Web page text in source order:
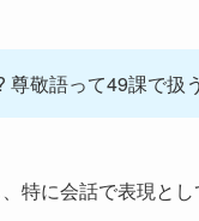
尊敬語って49課で扱
特に会話で表現とし